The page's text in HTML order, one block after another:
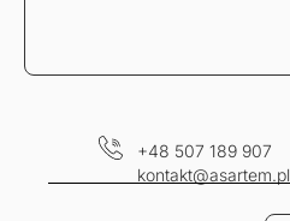
+48 507 189 907
kontakt@asartem.pl